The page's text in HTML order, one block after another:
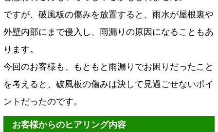
ですが、破風板の傷みを放置すると、雨水が屋根裏や
外壁内部にまで侵入し、雨漏りの原因になることもあ
ります。
今回のお客様も、もともと雨漏りでお困りだったこと
を考えると、破風板の傷みは決して見過ごせないポイ
ントだったのです。
お客様からのヒアリング内容